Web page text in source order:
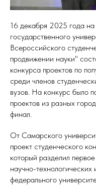
16 декабря 2025 года
государственного
Всероссийского
продвижении науки"
конкурса проектов по
среди членов
вузов. На конкурс было
проектов из разных
финал.
От Самарского
проект студенческого
который разделил
научно-
федерального